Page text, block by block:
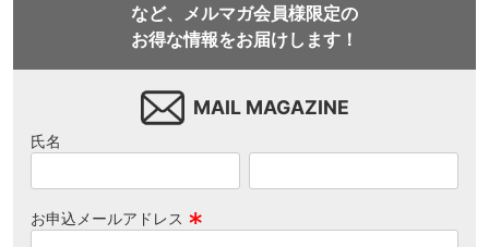
など、メルマガ会員様限定の
お得な情報をお届けします！
MAIL MAGAZINE
氏名
お申込メールアドレス